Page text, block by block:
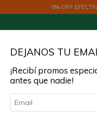
5% OFF
Verdes Orgánicos
DEJANOS TU
¡Recibí promos
antes que nadie!